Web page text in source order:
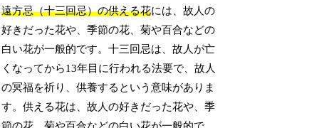
遠方忌（十三回忌）の供える花には、故人の
好きだった花や、季節の花、菊や百合などの
白い花が一般的です。十三回忌は、故人が亡
くなってから13年目に行われる法要で、故人
の冥福を祈り、供養するという意味がありま
す。供える花は、故人の好きだった花や、季